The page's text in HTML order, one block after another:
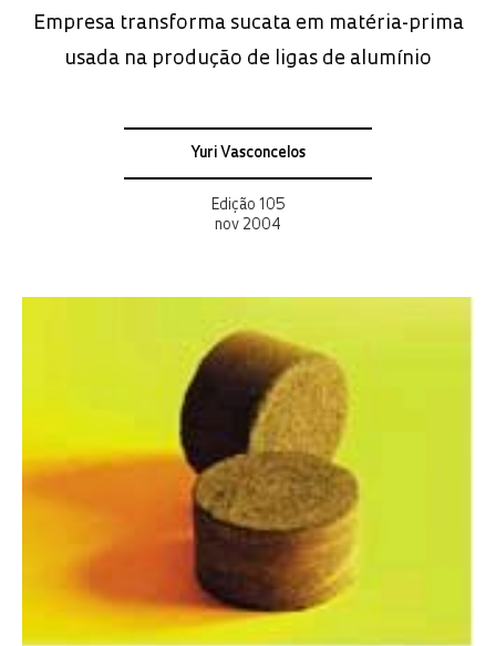
Empresa transforma sucata em matéria-prima
usada na produção de ligas de alumínio
Yuri Vasconcelos
Edição 105
nov 2004